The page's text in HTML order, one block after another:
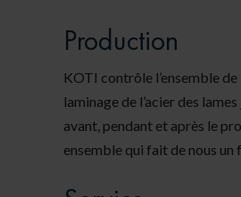
Production
KOTI contrôle l’ensemble
laminage de l’acier des
avant, pendant et après le
ensemble qui fait de nous